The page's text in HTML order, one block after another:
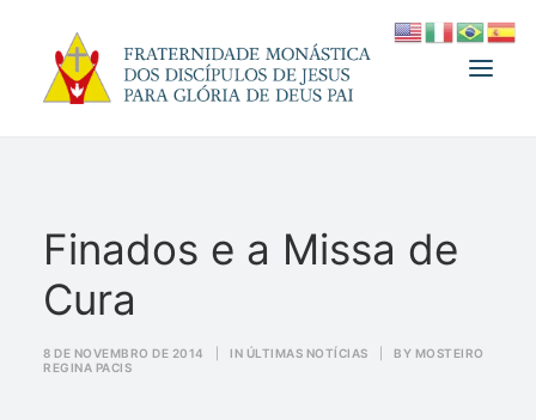
FUNDADOR
MEDJUGORJE
ATUALIDADES
Finados e a Missa de
Cura
8 DE NOVEMBRO DE 2014 IN ÚLTIMAS NOTÍCIAS BY MOSTEIRO
REGINA PACIS